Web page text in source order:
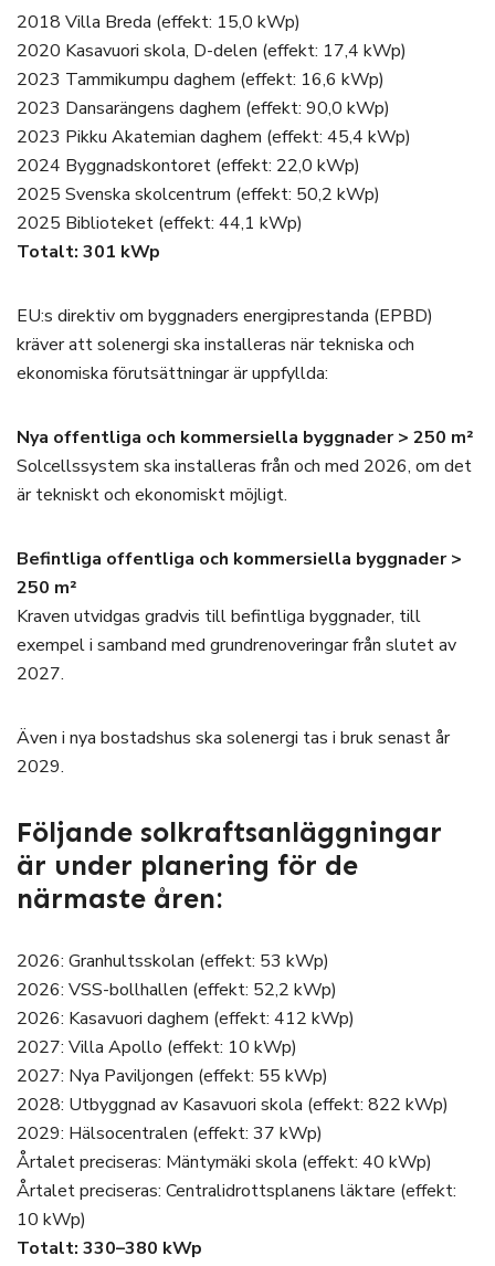
2018 Villa Breda (effekt: 15,0 kWp)
2020 Kasavuori skola, D-delen (effekt: 17,4 kWp)
2023 Tammikumpu daghem (effekt: 16,6 kWp)
2023 Dansarängens daghem (effekt: 90,0 kWp)
2023 Pikku Akatemian daghem (effekt: 45,4 kWp)
2024 Byggnadskontoret (effekt: 22,0 kWp)
2025 Svenska skolcentrum (effekt: 50,2 kWp)
2025 Biblioteket (effekt: 44,1 kWp)
Totalt: 301 kWp
EU:s direktiv om byggnaders energiprestanda (EPBD)
kräver att solenergi ska installeras när tekniska och
ekonomiska förutsättningar är uppfyllda:
Nya offentliga och kommersiella byggnader > 250 m²
Solcellssystem ska installeras från och med 2026, om det
är tekniskt och ekonomiskt möjligt.
Befintliga offentliga och kommersiella byggnader >
250 m²
Kraven utvidgas gradvis till befintliga byggnader, till
exempel i samband med grundrenoveringar från slutet av
2027.
Även i nya bostadshus ska solenergi tas i bruk senast år
2029.
Följande solkraftsanläggningar
är under planering för de
närmaste åren:
2026: Granhultsskolan (effekt: 53 kWp)
2026: VSS-bollhallen (effekt: 52,2 kWp)
2026: Kasavuori daghem (effekt: 412 kWp)
2027: Villa Apollo (effekt: 10 kWp)
2027: Nya Paviljongen (effekt: 55 kWp)
2028: Utbyggnad av Kasavuori skola (effekt: 822 kWp)
2029: Hälsocentralen (effekt: 37 kWp)
Årtalet preciseras: Mäntymäki skola (effekt: 40 kWp)
Årtalet preciseras: Centralidrottsplanens läktare (effekt:
10 kWp)
Totalt: 330–380 kWp